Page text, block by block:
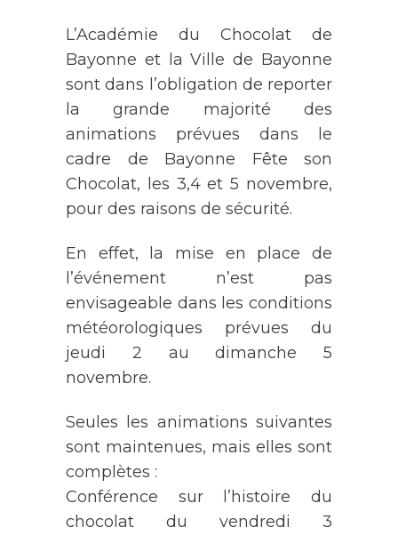
L’Académie du Chocolat de
Bayonne et la Ville de Bayonne
sont dans l’obligation de reporter
la grande majorité des
animations prévues dans le
cadre de Bayonne Fête son
Chocolat, les 3,4 et 5 novembre,
pour des raisons de sécurité.
En effet, la mise en place de
l’événement n’est pas
envisageable dans les conditions
météorologiques prévues du
jeudi 2 au dimanche 5
novembre.
Seules les animations suivantes
sont maintenues, mais elles sont
complètes :
Conférence sur l’histoire du
chocolat du vendredi 3